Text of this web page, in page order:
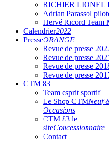
RICHIER LIONEL
Adrian Parassol
Hervé Ricord Team
Calendrier2022
PresseORANGE
Revue de presse
Revue de presse 2021
Revue de presse
Revue de presse
CTM 83
Team esprit sportif
Le Shop CTMNeuf
Occasions
CTM 83 le
siteConcessionnaire
Contact